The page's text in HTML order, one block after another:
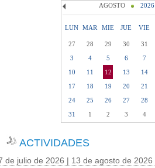
AGOSTO 2026
LUN MAR MIE JUE VIE
27 28 29 30 31
3
4 5 6 7
10 11 12 13 14
17
18 19 20 21
24
25 26 27 28
31
1 2 3 4
ACTIVIDADES
de julio de 2026 | 13 de agosto de 2026